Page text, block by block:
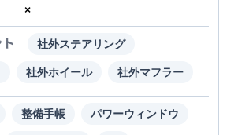
×
社外ステアリング
社外ホイール 社外マフラー
整備手帳 パワーウィンドウ